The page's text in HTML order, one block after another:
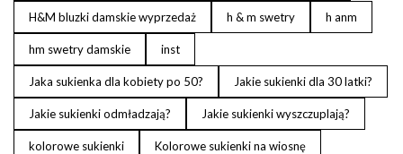
H&M bluzki damskie wyprzedaż h & m swetry h anm
hm swetry damskie inst
Jaka sukienka dla kobiety po 50? Jakie sukienki dla 30 latki?
Jakie sukienki odmładzają? Jakie sukienki wyszczuplają?
kolorowe sukienki Kolorowe sukienki na wiosnę